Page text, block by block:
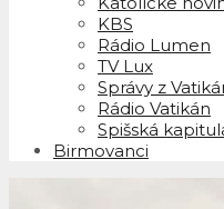
KBS
Rádio Lumen
TV Lux
Správy z
Rádio Vatikán
Spišská
Birmovanci